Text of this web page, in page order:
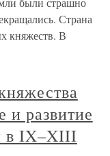
Страна
княжеств. В
и развитие
в IX–XIII